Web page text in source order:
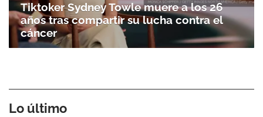
Tiktoker Sydney Towle muere a los 26
años tras compartir su lucha contra el
cáncer
Lo último